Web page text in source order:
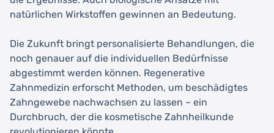
natürlichen Wirkstoffen gewinnen an Bedeutung.
Die Zukunft bringt personalisierte Behandlungen, die
noch genauer auf die individuellen Bedürfnisse
abgestimmt werden können. Regenerative
Zahnmedizin erforscht Methoden, um beschädigtes
Zahngewebe nachwachsen zu lassen – ein
Durchbruch, der die kosmetische Zahnheilkunde